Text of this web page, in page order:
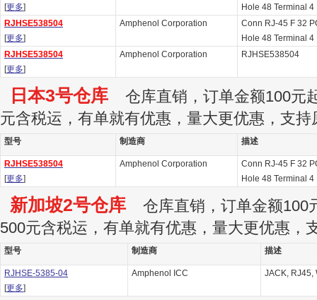
[更多]
Hole 48 Terminal 4
RJHSE538504
[更多]
Amphenol Corporation
Conn RJ-45 F 32
Hole 48 Terminal 4
RJHSE538504
[更多]
Amphenol Corporation RJHSE538504
日本3号仓库 仓库直销，订单金额100元
元含税运，有单就有优惠，量大更优惠，支持
型号 制造商 描述
RJHSE538504
[更多]
Amphenol Corporation
Conn RJ-45 F 32
Hole 48 Terminal 4
新加坡2号仓库 仓库直销，订单金额100
500元含税运，有单就有优惠，量大更优惠，
型号 制造商 描述
RJHSE-5385-04
[更多]
Amphenol ICC JACK, RJ45,